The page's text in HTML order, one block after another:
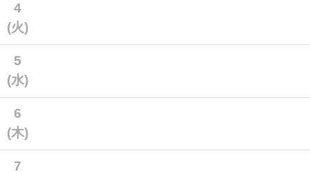
4
(火)
5
(水)
6
(木)
7